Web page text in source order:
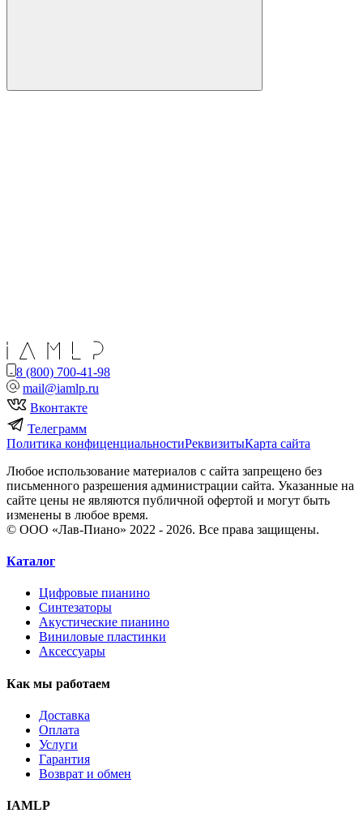
8 (800) 700-41-98
mail@iamlp.ru
Вконтакте
Телеграмм
Политика конфиценциальностиРеквизитыКарта сайта
Любое использование материалов с сайта запрещено без
письменного разрешения администрации сайта. Указанные на
сайте цены не являются публичной офертой и могут быть
изменены в любое время.
© ООО «Лав-Пиано» 2022 - 2026. Все права защищены.
Каталог
Цифровые пианино
Синтезаторы
Акустические пианино
Виниловые пластинки
Аксессуары
Как мы работаем
Доставка
Оплата
Услуги
Гарантия
Возврат и обмен
IAMLP